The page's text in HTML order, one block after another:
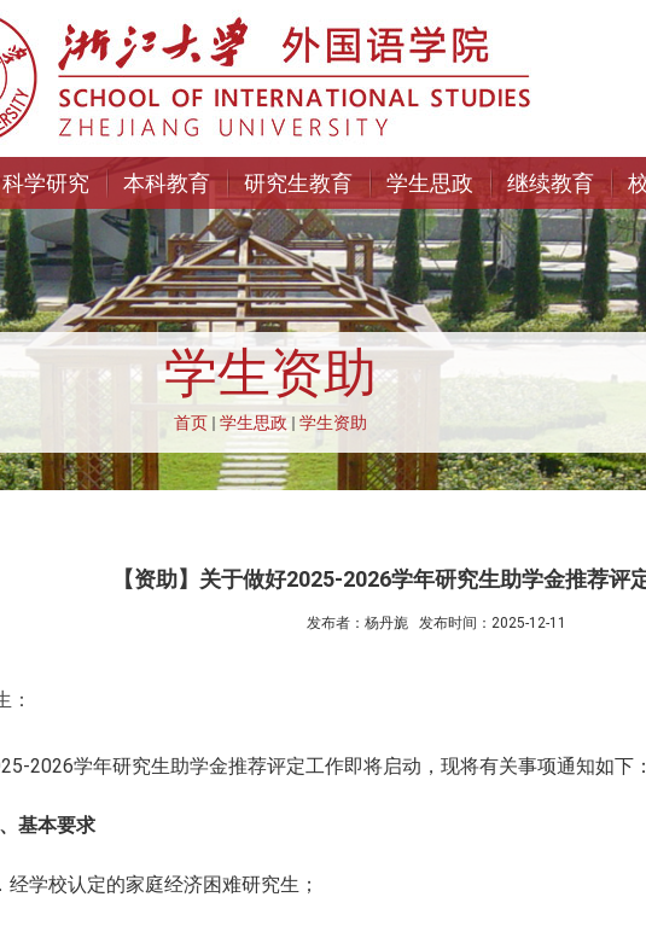
科学研究 本科教育 研究生教育 学生思政 继续教育
学生资助
首页 学生思政 学生资助
【资助】关于做好2025-2026学年研究生助学金推荐评
发布者：杨丹旎 发布时间：2025-12-11
：
5-2026学年研究生助学金推荐评定工作即将启动，现将有关事项通知如下：
基本要求
经学校认定的家庭经济困难研究生；